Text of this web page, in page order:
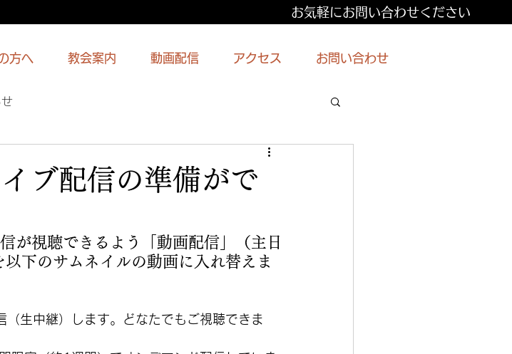
お気軽にお問い合わせください
方へ 教会案内 動画配信 アクセス お問い合わせ
ブ配信の準備がで
が視聴できるよう「動画配信」（主日
下のサムネイルの動画に入れ替えま
生中継）します。どなたでもご視聴できま